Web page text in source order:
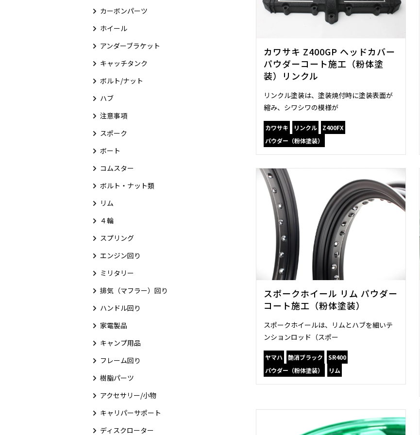
カワサキ Z400GP ヘッドカバー
パウダーコート施工（粉体塗
装）リンクル
リンクル塗装は、塗装焼付時に塗装表面が
縮み、シワシワの模様が
カワサキ リンクル
Z400FX
パウダー（粉体塗装）
スポークホイール リム パウダー
コート施工（粉体塗装）
スポークホイールは、リムとハブを細いテ
ンションロッド（スポー
ヤマハ 艶消ブラック
SR400
パウダー（粉体塗装）
リム
カーボンパーツ
ホイール
アンダーブラケット
キャッチタンク
ボルト/ナット
ハブ
注意事項
スポーク
ボート
コムスター
ボルト・ナット類
リム
４輪
スプリング
エンジン回り
ミリタリー
排気（マフラー）回り
ハンドル回り
家電製品
キャンプ用品
フレーム回り
樹脂パーツ
アクセサリー/小物
キャリパーサポート
ディスクローター